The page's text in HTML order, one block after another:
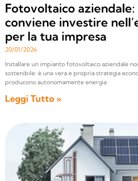
Fotovoltaico
conviene investire
per la tua impresa
20/01/2026
Installare un impianto fotovoltaico aziendale
sostenibile: è una vera e propria strategia
producono autonomamente energia
Leggi Tutto »